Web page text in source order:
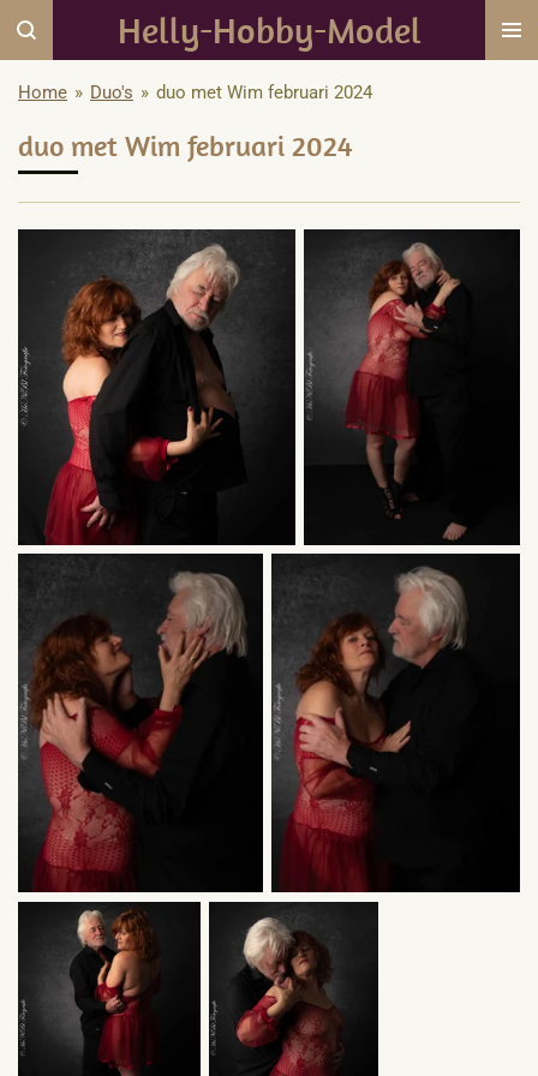
Ga
direct
naar
hoofdinhoud
Helly-Hobby-Model
Home » Duo's » duo met Wim februari 2024
duo met Wim februari 2024